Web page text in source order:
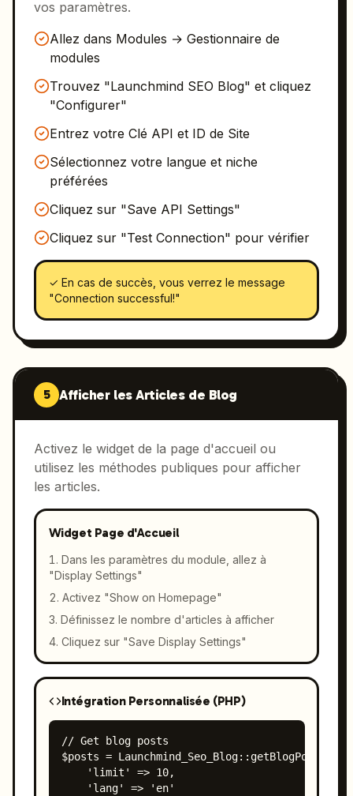
vos paramètres.
Allez dans Modules → Gestionnaire de
modules
Trouvez "Launchmind SEO Blog" et cliquez
"Configurer"
Entrez votre Clé API et ID de Site
Sélectionnez votre langue et niche
préférées
Cliquez sur "Save API Settings"
Cliquez sur "Test Connection" pour vérifier
✓ En cas de succès, vous verrez le message
"Connection successful!"
5 Afficher les Articles de Blog
Activez le widget de la page d'accueil ou
utilisez les méthodes publiques pour afficher
les articles.
Widget Page d'Accueil
Dans les paramètres du module, allez à
"Display Settings"
Activez "Show on Homepage"
Définissez le nombre d'articles à afficher
Cliquez sur "Save Display Settings"
Intégration Personnalisée (PHP)
// Get blog posts
$posts = Launchmind_Seo_Blog::getBlogPosts([
    'limit' => 10,
    'lang' => 'en'